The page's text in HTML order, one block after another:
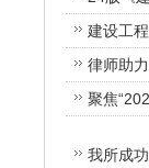
建设工
律师助
聚焦